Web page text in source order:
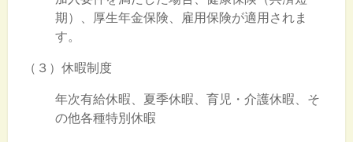
期）、厚生年金保険、雇用保険が適用されま
す。
（３）休暇制度
年次有給休暇、夏季休暇、育児・介護休暇、そ
の他各種特別休暇